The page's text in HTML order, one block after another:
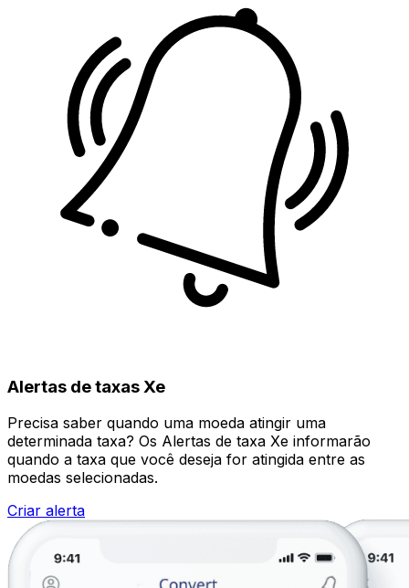
Alertas de taxas Xe
Precisa saber quando uma moeda atingir uma
determinada taxa? Os Alertas de taxa Xe informarão
quando a taxa que você deseja for atingida entre as
moedas selecionadas.
Criar alerta